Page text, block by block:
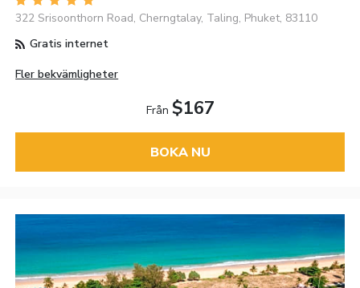
322 Srisoonthorn Road, Cherngtalay, Taling, Phuket, 83110
Gratis internet
Fler bekvämligheter
Från $167
BOKA NU